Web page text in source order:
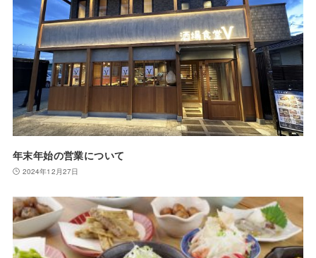
年末年始の営業について
2024年12月27日